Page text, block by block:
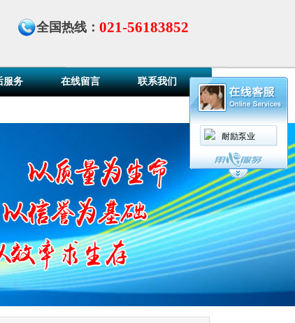
耐励泵业
全国热线： 021-56183852
服务 在线留言 联系我们